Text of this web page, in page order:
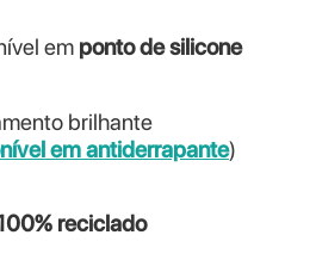
em ponto de silicone
brilhante
em antiderrapante)
reciclado